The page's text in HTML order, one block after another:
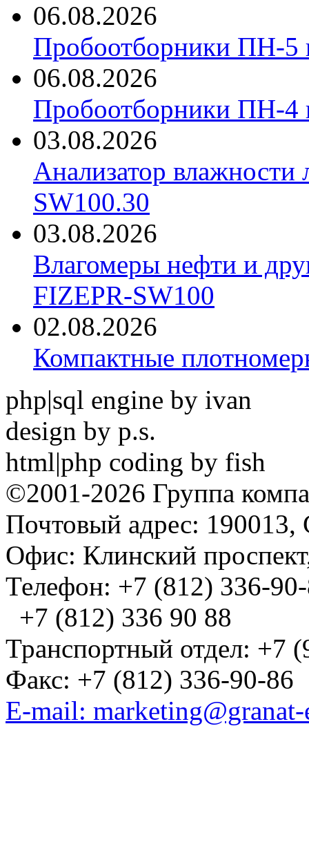
06.08.2026
Пробоотборники ПН-
06.08.2026
Пробоотборники ПН-
03.08.2026
Анализатор
SW100.30
03.08.2026
Влагомеры нефти и
FIZEPR-SW100
02.08.2026
Компактные
php|sql engine by ivan
design by p.s.
html|php coding by fish
©2001-2026 Группа
Почтовый адрес: 190013,
Офис: Клинский
Телефон: +7 (812) 336-
+7 (812) 336 90 88
Транспортный отдел: +7
Факс: +7 (812) 336-90-86
E-mail: